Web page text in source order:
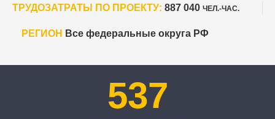
ТРУДОЗАТРАТЫ ПО ПРОЕКТУ: 887 040 ЧЕЛ.-ЧАС.
РЕГИОН Все федеральные округа РФ
537